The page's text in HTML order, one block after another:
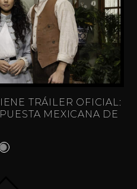
TRÁILER OFICIAL:
MEXICANA DE